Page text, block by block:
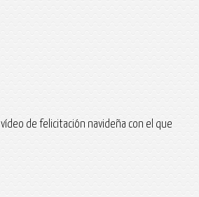
de felicitación navideña con el que